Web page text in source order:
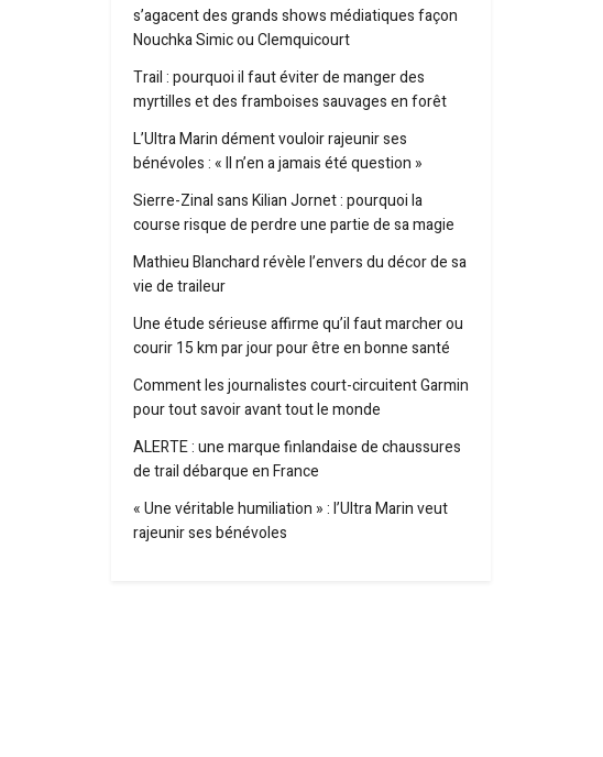
s’agacent des grands shows médiatiques façon
Nouchka Simic ou Clemquicourt
Trail : pourquoi il faut éviter de manger des
myrtilles et des framboises sauvages en forêt
L’Ultra Marin dément vouloir rajeunir ses
bénévoles : « Il n’en a jamais été question »
Sierre-Zinal sans Kilian Jornet : pourquoi la
course risque de perdre une partie de sa magie
Mathieu Blanchard révèle l’envers du décor de sa
vie de traileur
Une étude sérieuse affirme qu’il faut marcher ou
courir 15 km par jour pour être en bonne santé
Comment les journalistes court-circuitent Garmin
pour tout savoir avant tout le monde
ALERTE : une marque finlandaise de chaussures
de trail débarque en France
« Une véritable humiliation » : l’Ultra Marin veut
rajeunir ses bénévoles